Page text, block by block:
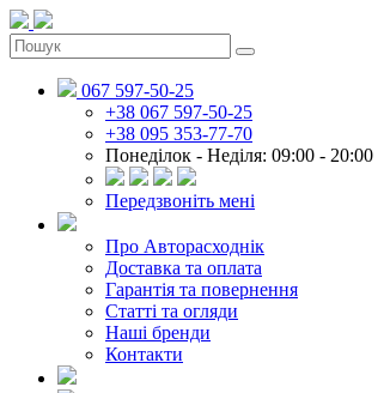
067 597-50-25
+38 067 597-50-25
+38 095 353-77-70
Понеділок - Неділя: 09:00 - 20:00
Передзвоніть мені
Про Авторасходнік
Доставка та оплата
Гарантія та повернення
Статті та огляди
Наші бренди
Контакти